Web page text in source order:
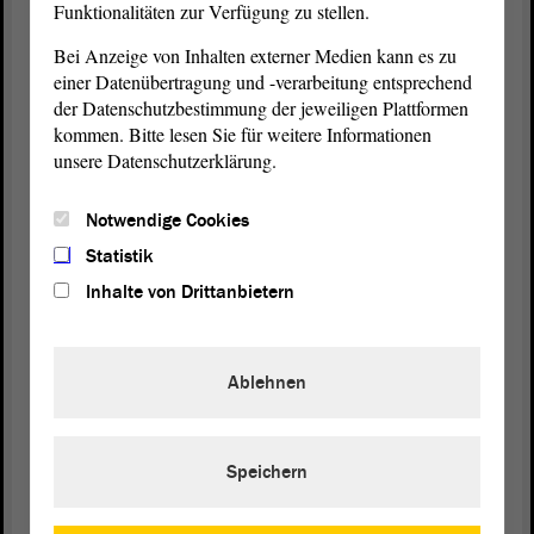
Beschwerde. Ansonsten, so haben sie gesagt, sind
die Schulleitungen da sehr engagiert und gehen mit
diesen Dingen sensibel um.
Ein genereller Anspruch auf Freistellung vom
Unterricht zur Wahrnehmung allerdings
Widerspruch zu der in § 36 des Schulgesetzes des
Landes Sachsen-Anhalt geregelten Schulpflicht.
Freistellung zu gewähren und damit das Ehrenamt
Funktionalitäten zur Verfügung zu stellen.
Bei Anzeige von Inhalten externer Medien kann es zu
einer Datenübertragung und -verarbeitung entsprechend
der Datenschutzbestimmung der jeweiligen Plattformen
kommen. Bitte lesen Sie für weitere Informationen
unsere Datenschutzerklärung.
Notwendige Cookies
Statistik
Inhalte von Drittanbietern
Ablehnen
Speichern